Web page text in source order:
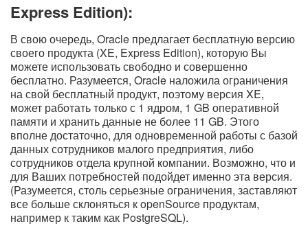
Express Edition):
В свою очередь, Oracle предлагает бесплатную версию
своего продукта (XE, Express Edition), которую Вы
можете использовать свободно и совершенно
бесплатно. Разумеется, Oracle наложила ограничения
на свой бесплатный продукт, поэтому версия XE,
может работать только с 1 ядром, 1 GB оперативной
памяти и хранить данные не более 11 GB. Этого
вполне достаточно, для одновременной работы с базой
данных сотрудников малого предприятия, либо
сотрудников отдела крупной компании. Возможно, что и
для Ваших потребностей подойдет именно эта версия.
(Разумеется, столь серьезные ограничения, заставляют
все больше склоняться к openSource продуктам,
например к таким как PostgreSQL).